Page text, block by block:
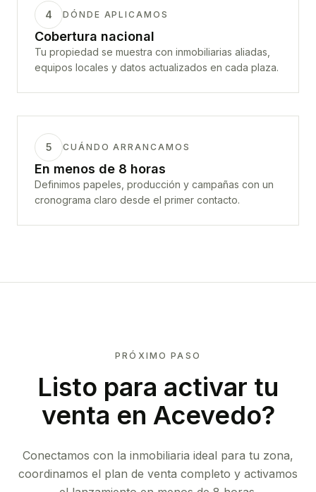
4 DÓNDE APLICAMOS
Cobertura nacional
Tu propiedad se muestra con inmobiliarias aliadas,
equipos locales y datos actualizados en cada plaza.
5 CUÁNDO ARRANCAMOS
En menos de 8 horas
Definimos papeles, producción y campañas con un
cronograma claro desde el primer contacto.
PRÓXIMO PASO
Listo para activar tu
venta en Acevedo?
Conectamos con la inmobiliaria ideal para tu zona,
coordinamos el plan de venta completo y activamos